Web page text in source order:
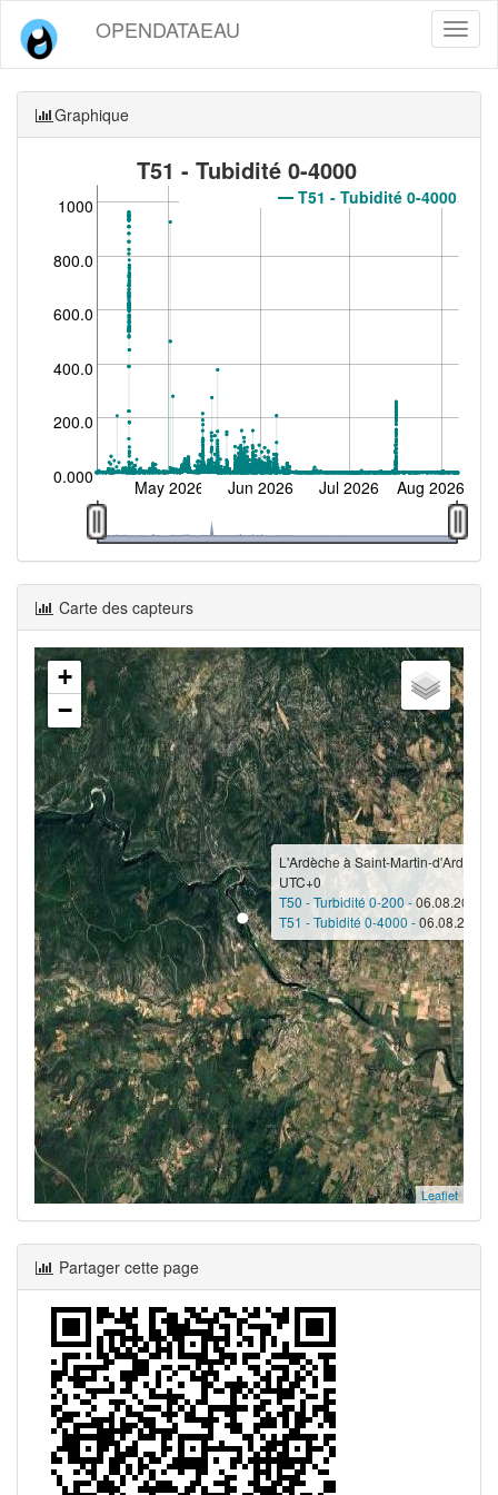
OPENDATAEAU
Graphique
T51 - Tubidité 0-4000
T51 - Tubidité 0-4000
0.000
200.0
400.0
600.0
800.0
1000
May 2026 Jun 2026 Jul 2026 Aug 2026
Carte des capteurs
L'Ardèche à Saint-Martin-d'Ardèche
UTC+0
T50 - Turbidité 0-200 -06.08.2026
T51 - Tubidité 0-4000 -06.08.2026
+
−
Leaflet
Partager cette page